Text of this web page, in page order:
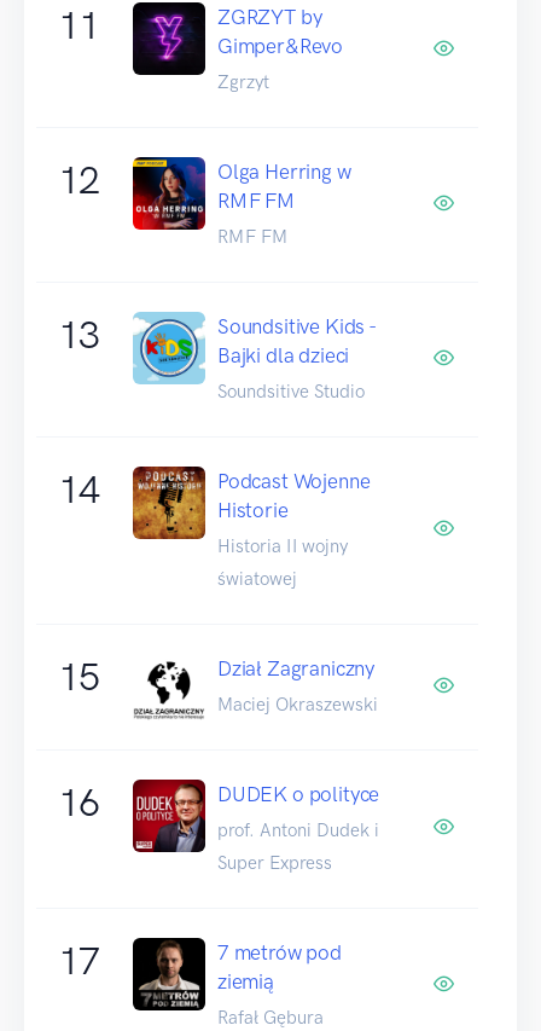
11
ZGRZYT by
Gimper&Revo
Zgrzyt
12
Olga Herring w
RMF FM
RMF FM
13
Soundsitive Kids -
Bajki dla dzieci
Soundsitive Studio
14
Podcast Wojenne
Historie
Historia II wojny
światowej
15 Dział Zagraniczny
Maciej Okraszewski
16 DUDEK o polityce
prof. Antoni Dudek i
Super Express
17
7 metrów pod
ziemią
Rafał Gębura